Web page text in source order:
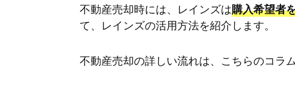
不動産売却時には、レインズは購入希望者
て、レインズの活用方法を紹介します。
不動産売却の詳しい流れは、こちらのコラ